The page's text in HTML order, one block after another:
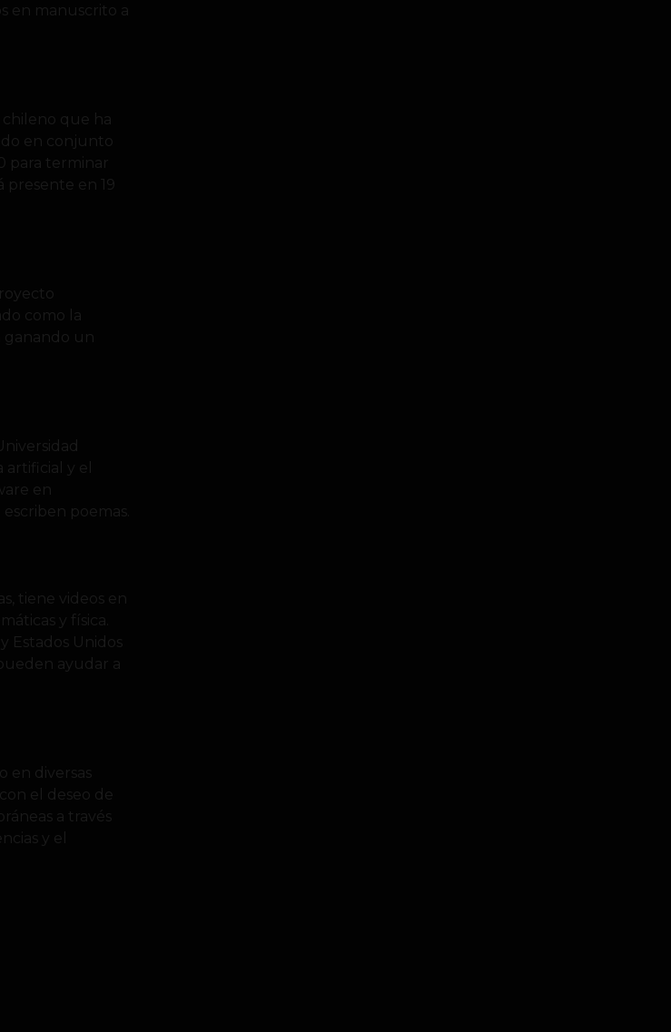
en manuscrito a
chileno que ha
en conjunto
para terminar
presente en 19
como la
ganando un
y el
en
poemas.
tiene videos en
y física.
Estados Unidos
ayudar a
en diversas
el deseo de
a través
y el